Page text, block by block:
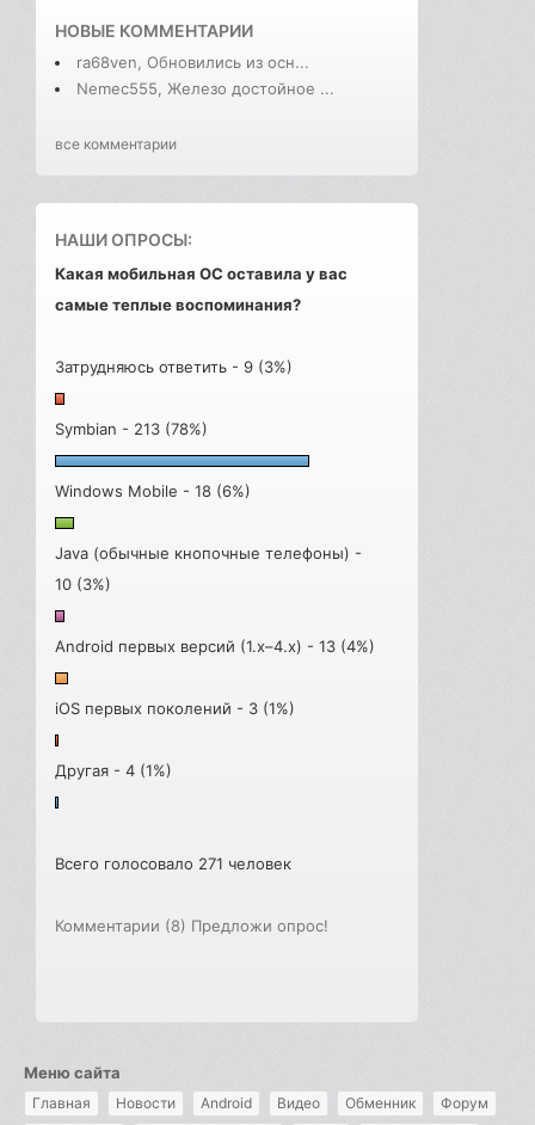
НОВЫЕ КОММЕНТАРИИ
ra68ven, Обновились из осн...
Nemec555, Железо достойное ...
все комментарии
НАШИ ОПРОСЫ:
Какая мобильная ОС оставила у вас
самые теплые воспоминания?
Затрудняюсь ответить - 9 (3%)
Symbian - 213 (78%)
Windows Mobile - 18 (6%)
Java (обычные кнопочные телефоны) -
10 (3%)
Android первых версий (1.x–4.x) - 13 (4%)
iOS первых поколений - 3 (1%)
Другая - 4 (1%)
Всего голосовало 271 человек
Комментарии (8) Предложи опрос!
Меню сайта
Главная Новости Android Видео Обменник Форум